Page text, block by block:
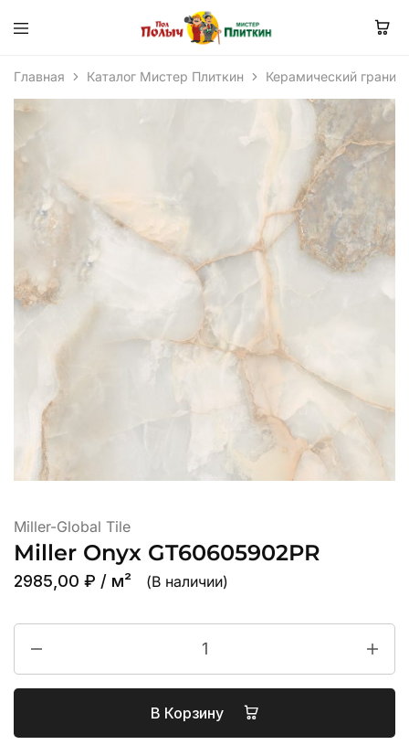
Главная Каталог Мистер Плиткин Керамический гранит
Miller-Global Tile
Miller Onyx GT60605902PR
2985,00 ₽ / м² (В наличии)
В Корзину